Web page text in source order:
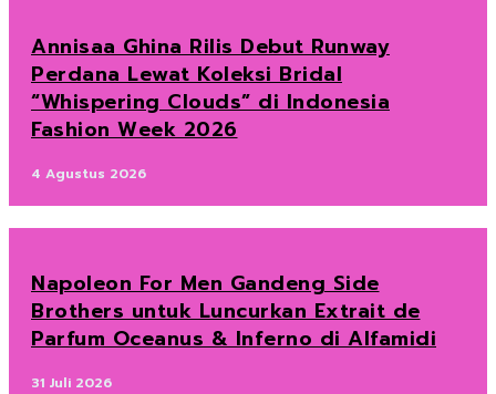
Annisaa Ghina Rilis Debut Runway
Perdana Lewat Koleksi Bridal
“Whispering Clouds” di Indonesia
Fashion Week 2026
4 Agustus 2026
Napoleon For Men Gandeng Side
Brothers untuk Luncurkan Extrait de
Parfum Oceanus & Inferno di Alfamidi
31 Juli 2026